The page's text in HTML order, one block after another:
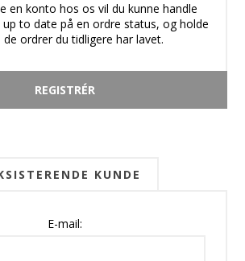
en konto hos os vil du kunne handle
to date på en ordre status, og holde
de ordrer du tidligere har lavet.
KUNDE
E-mail: